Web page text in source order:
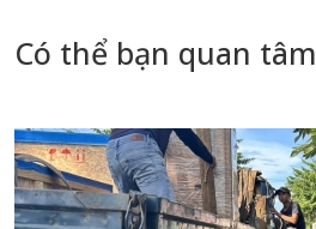
Có thể bạn quan tâm